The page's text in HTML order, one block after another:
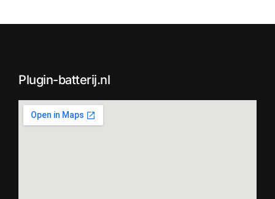
Plugin-batterij.nl